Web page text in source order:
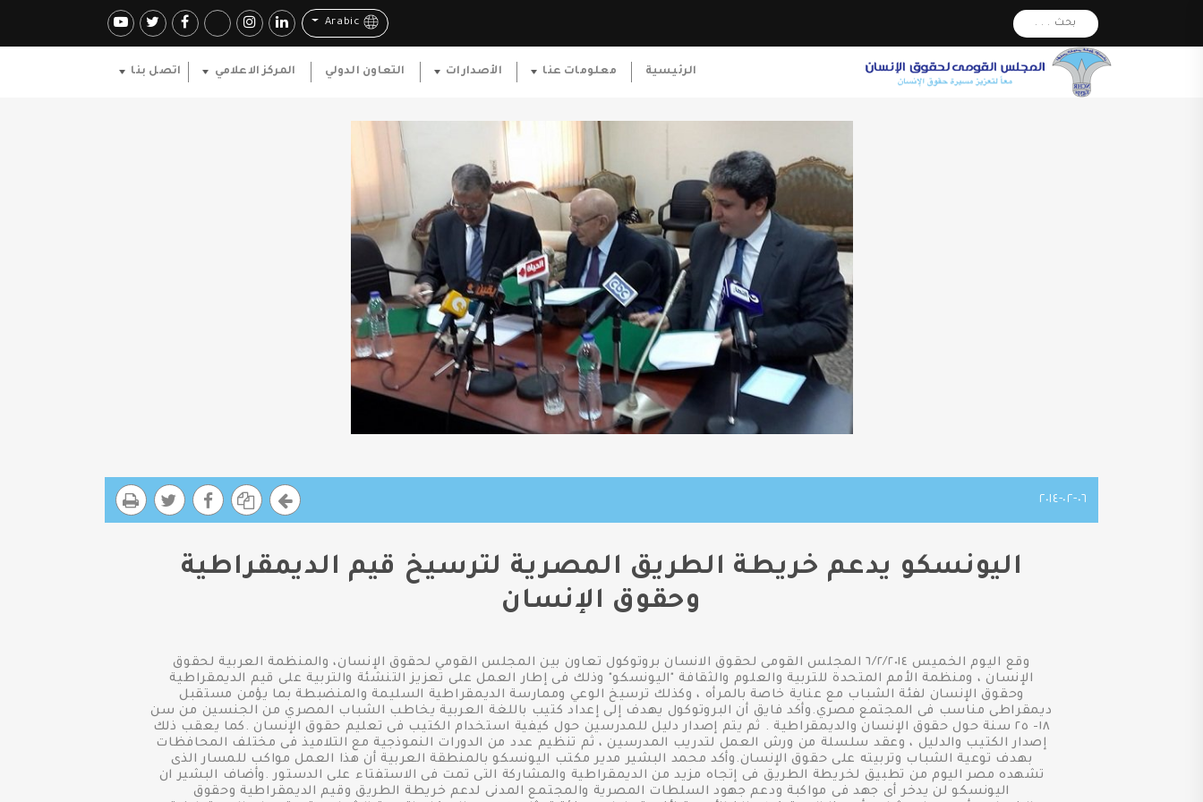
بحث . . . Arabic
الرئيسية معلومات عنا الأصدارات التعاون الدولي المركز الاعلامي اتصل بنا
٠٦-٠٢-٢٠١٤
اليونسكو يدعم خريطة الطريق المصرية لترسيخ قيم الديمقراطية
وحقوق الإنسان
وقع اليوم الخميس ٦/٢/٢٠١٤ المجلس القومى لحقوق الانسان بروتوكول تعاون بين المجلس القومي لحقوق الإنسان، والمنظمة العربية لحقوق
الإنسان ، ومنظمة الأمم المتحدة للتربية والعلوم والثقافة "اليونسكو" وذلك فى إطار العمل على تعزيز التنشئة والتربية على قيم الديمقراطية
وحقوق الإنسان لفئة الشباب مع عناية خاصة بالمرأه ، وكذلك ترسيخ الوعي وممارسة الديمقراطية السليمة والمنضبطة بما يؤمن مستقبل
ديمقراطى مناسب فى المجتمع مصري.وأكد فايق أن البروتوكول يهدف إلى إعداد كتيب باللغة العربية يخاطب الشباب المصري من الجنسين من سن
١٨- ٢٥ سنة حول حقوق الإنسان والديمقراطية . ثم يتم إصدار دليل للمدرسين حول كيفية استخدام الكتيب فى تعليم حقوق الإنسان .كما يعقب ذلك
إصدار الكتيب والدليل ، وعقد سلسلة من ورش العمل لتدريب المدرسين ، ثم تنظيم عدد من الدورات النموذجية مع التلاميذ فى مختلف المحافظات
بهدف توعية الشباب وتربيته على حقوق الإنسان.وأكد محمد البشير مدير مكتب اليونسكو بالمنطقة العربية أن هذا العمل مواكب للمسار الذى
تشهده مصر اليوم من تطبيق لخريطة الطريق فى إتجاه مزيد من الديمقراطية والمشاركة التى تمت فى الاستفتاء على الدستور .وأضاف البشير ان
اليونسكو لن يدخر أى جهد فى مواكبة ودعم جهود السلطات المصرية والمجتمع المدنى لدعم خريطة الطريق وقيم الديمقراطية وحقوق